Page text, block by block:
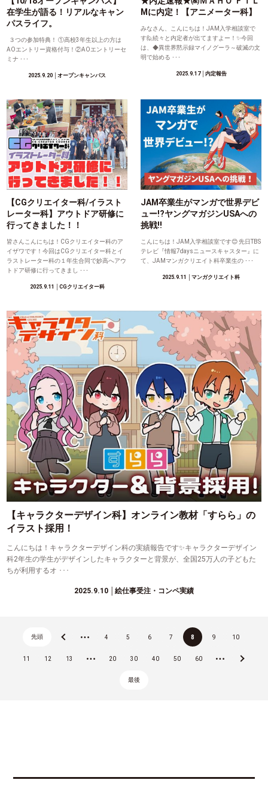
在学生が語る！リアルなキャン
パスライフ。
３つの参加特典！ ①高校3年生以上の方は
AOエントリー資格付与！②AOエントリーセ
ミナ ･･･
2025.9.20 │オープンキャンパス
Mに内定！【アニメーター科】
みなさん、こんにちは！JAM入学相談室で
す🙋続々と内定者が出てますよー！✨今回
は、◆異世界黙示録マイノグーラ～破滅の文
明で始める ･･･
2025.9.17│内定報告
【CGクリエイター科/イラスト
レーター科】アウトドア研修に
行ってきました！！
皆さんこんにちは！CGクリエイター科のア
イザワです！今回はCGクリエイター科とイ
ラストレーター科の１年生合同で妙高へアウ
トドア研修に行ってきまし ･･･
2025.9.11 │CGクリエイター科
JAM卒業生がマンガで世界デビ
ュー!?ヤングマガジンUSAへの
挑戦!!
こんにちは！JAM入学相談室です😊 先日TBS
テレビ『情報7daysニュースキャスター』に
て、JAMマンガクリエイト科卒業生の ･･･
2025.9.11 │マンガクリエイト科
【キャラクターデザイン科】オンライン教材「すらら」の
イラスト採用！
こんにちは！キャラクターデザイン科の実績報告です✨キャラクターデザイン
科2年生の学生がデザインしたキャラクターと背景が、全国25万人の子どもた
ちが利用するオ ･･･
2025.9.10 │絵仕事受注・コンペ実績
先頭 « ... 4 5 6 7 8 9 10
11 12 13 ... 20 30 40 50 60 ... »
最後